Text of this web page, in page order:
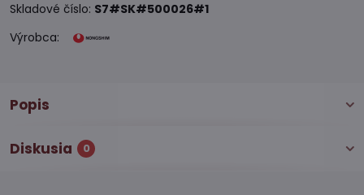
Skladové číslo: S7#SK#500026#1
Výrobca:
Popis
Diskusia 0